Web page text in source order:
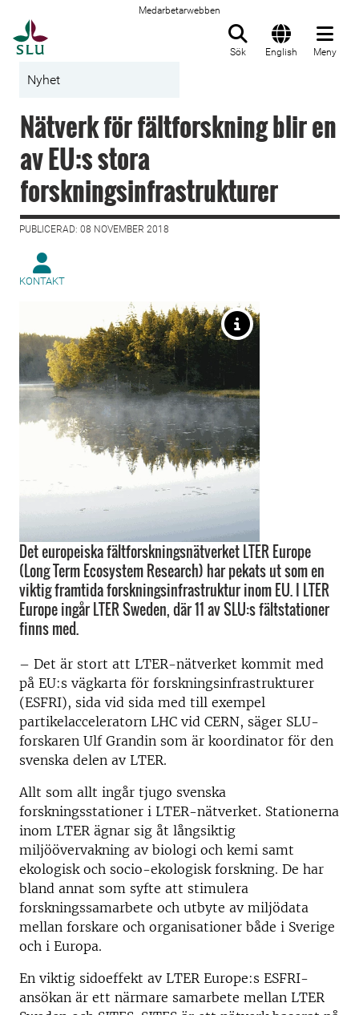
Medarbetarwebben
Sök English Meny
Nyhet
Nätverk för fältforskning blir en
av EU:s stora
forskningsinfrastrukturer
PUBLICERAD: 08 NOVEMBER 2018
KONTAKT
Det europeiska fältforskningsnätverket LTER Europe
(Long Term Ecosystem Research) har pekats ut som en
viktig framtida forskningsinfrastruktur inom EU. I LTER
Europe ingår LTER Sweden, där 11 av SLU:s fältstationer
finns med.
– Det är stort att LTER-nätverket kommit med
på EU:s vägkarta för forskningsinfrastrukturer
(ESFRI), sida vid sida med till exempel
partikelacceleratorn LHC vid CERN, säger SLU-
forskaren Ulf Grandin som är koordinator för den
svenska delen av LTER.
Allt som allt ingår tjugo svenska
forskningsstationer i LTER-nätverket. Stationerna
inom LTER ägnar sig åt långsiktig
miljöövervakning av biologi och kemi samt
ekologisk och socio-ekologisk forskning. De har
bland annat som syfte att stimulera
forskningssamarbete och utbyte av miljödata
mellan forskare och organisationer både i Sverige
och i Europa.
En viktig sidoeffekt av LTER Europe:s ESFRI-
ansökan är ett närmare samarbete mellan LTER